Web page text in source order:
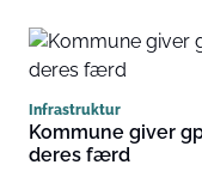
Infrastruktur
Kommune giver
deres færd